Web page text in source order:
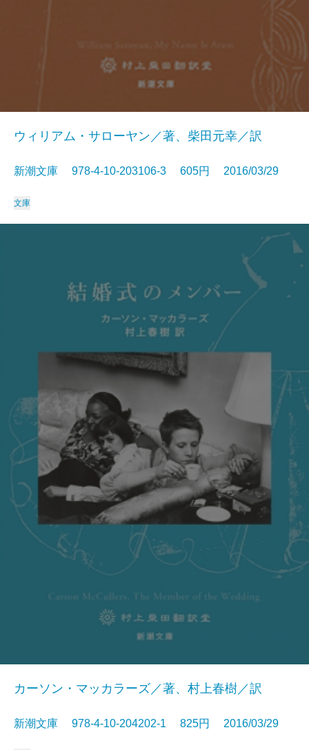
ウィリアム・サローヤン／著、柴田元幸／訳
新潮文庫 978-4-10-203106-3 605円 2016/03/29
文庫
カーソン・マッカラーズ／著、村上春樹／訳
新潮文庫 978-4-10-204202-1 825円 2016/03/29